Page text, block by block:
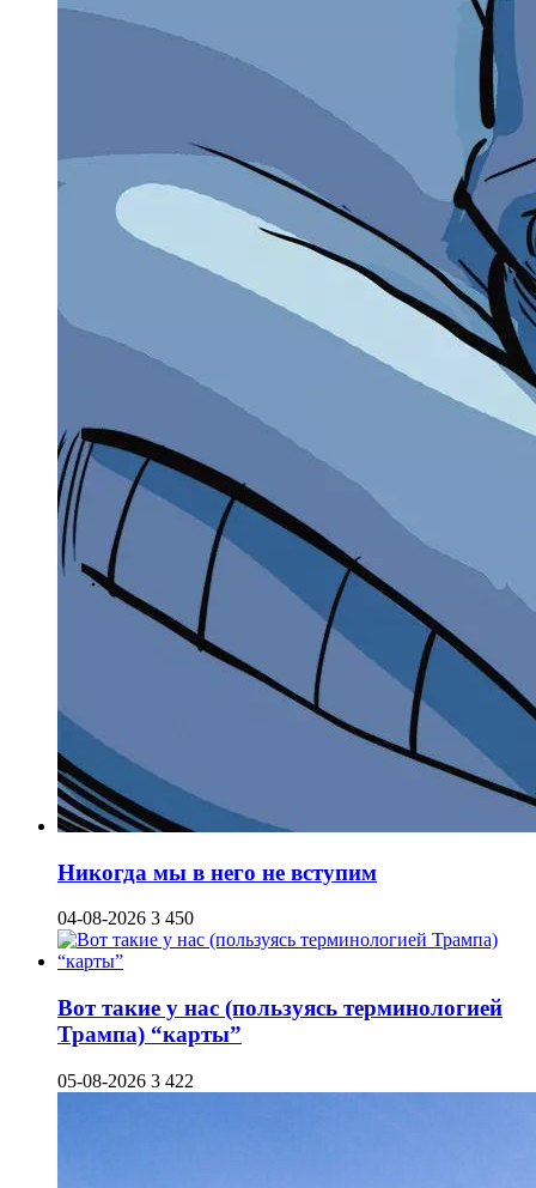
Никогда мы в него не вступим
04-08-2026 3 450
Вот такие у нас (пользуясь терминологией
Трампа) “карты”
05-08-2026 3 422